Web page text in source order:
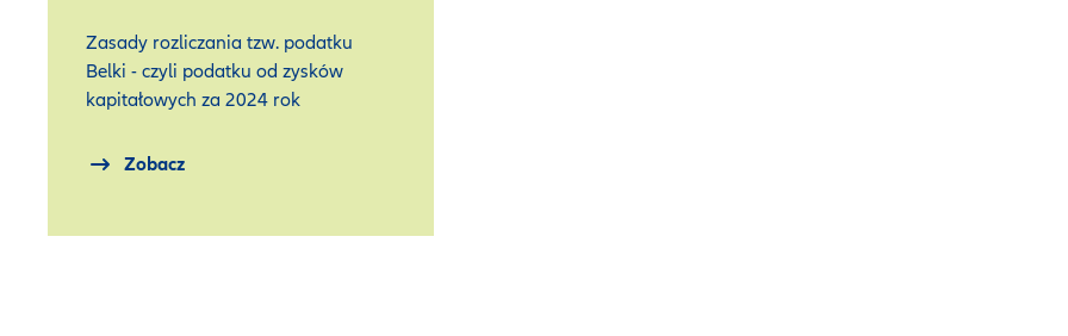
Zasady rozliczania tzw. podatku
Belki - czyli podatku od zysków
kapitałowych za 2024 rok
Zobacz